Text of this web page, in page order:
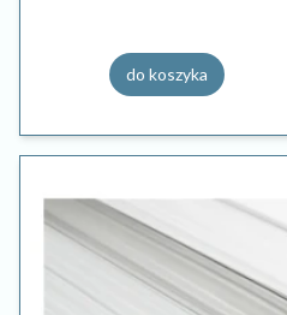
do koszyka